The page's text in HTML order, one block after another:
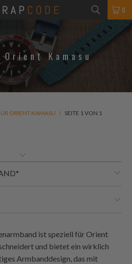
0
Orient Kamasu
ORIENT KAMASU / SEITE 1 VON 1
ist speziell für Orient
und bietet ein wirklich
Armbanddesign, das mit